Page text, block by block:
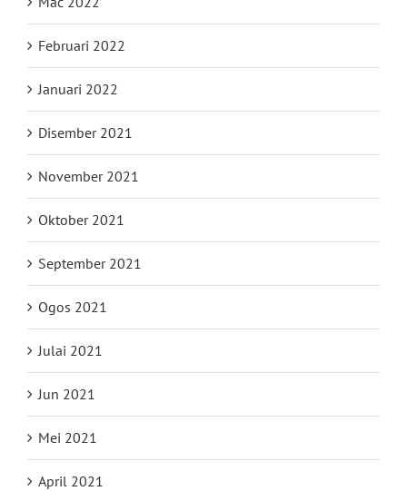
Februari 2022
Januari 2022
Disember 2021
November 2021
Oktober 2021
September 2021
Ogos 2021
Julai 2021
Jun 2021
Mei 2021
April 2021